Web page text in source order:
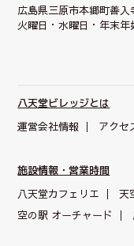
広島県三原市本郷町善入
火曜日・水曜日・年末年
八天堂ビレッジとは
運営会社情報
アクセ
施設情報・営業時間
八天堂カフェリエ
天
空の駅 オーチャード